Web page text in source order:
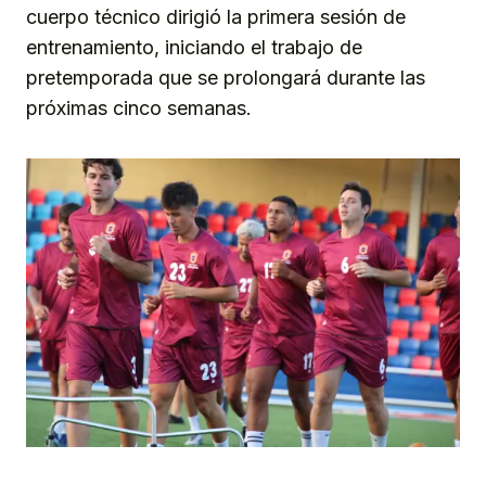
cuerpo técnico dirigió la primera sesión de
entrenamiento, iniciando el trabajo de
pretemporada que se prolongará durante las
próximas cinco semanas.